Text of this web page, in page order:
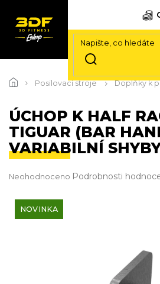
na
Posilovací stroje Doplňky k
ÚCHOP K HALF
TIGUAR (BAR
VARIABILNÍ
Průměrné
produktu
0,0
Neohodnoceno Podrobnosti
NOVINKA